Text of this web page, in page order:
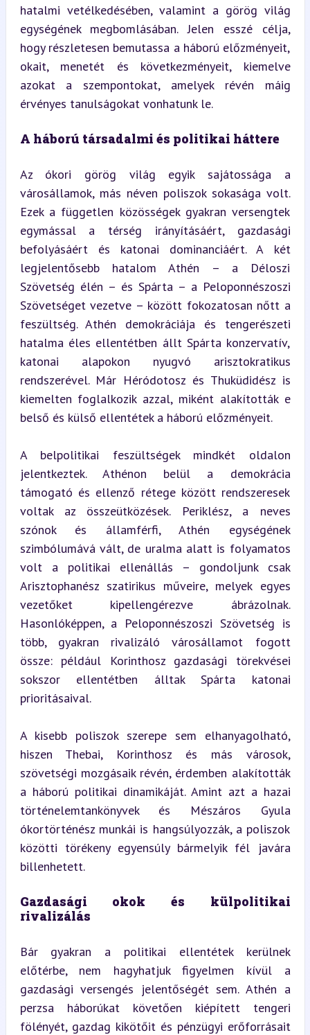
hatalmi vetélkedésében, valamint a görög világ
egységének megbomlásában. Jelen esszé célja,
hogy részletesen bemutassa a háború előzményeit,
okait, menetét és következményeit, kiemelve
azokat a szempontokat, amelyek révén máig
érvényes tanulságokat vonhatunk le.
A háború társadalmi és politikai háttere
Az ókori görög világ egyik sajátossága a
városállamok, más néven poliszok sokasága volt.
Ezek a független közösségek gyakran versengtek
egymással a térség irányításáért, gazdasági
befolyásáért és katonai dominanciáért. A két
legjelentősebb hatalom Athén – a Déloszi
Szövetség élén – és Spárta – a Peloponnészoszi
Szövetséget vezetve – között fokozatosan nőtt a
feszültség. Athén demokráciája és tengerészeti
hatalma éles ellentétben állt Spárta konzervatív,
katonai alapokon nyugvó arisztokratikus
rendszerével. Már Héródotosz és Thuküdidész is
kiemelten foglalkozik azzal, miként alakították e
belső és külső ellentétek a háború előzményeit.
A belpolitikai feszültségek mindkét oldalon
jelentkeztek. Athénon belül a demokrácia
támogató és ellenző rétege között rendszeresek
voltak az összeütközések. Periklész, a neves
szónok és államférfi, Athén egységének
szimbólumává vált, de uralma alatt is folyamatos
volt a politikai ellenállás – gondoljunk csak
Arisztophanész szatirikus műveire, melyek egyes
vezetőket kipellengérezve ábrázolnak.
Hasonlóképpen, a Peloponnészoszi Szövetség is
több, gyakran rivalizáló városállamot fogott
össze: például Korinthosz gazdasági törekvései
sokszor ellentétben álltak Spárta katonai
prioritásaival.
A kisebb poliszok szerepe sem elhanyagolható,
hiszen Thebai, Korinthosz és más városok,
szövetségi mozgásaik révén, érdemben alakították
a háború politikai dinamikáját. Amint azt a hazai
történelemtankönyvek és Mészáros Gyula
ókortörténész munkái is hangsúlyozzák, a poliszok
közötti törékeny egyensúly bármelyik fél javára
billenhetett.
Gazdasági okok és külpolitikai
rivalizálás
Bár gyakran a politikai ellentétek kerülnek
előtérbe, nem hagyhatjuk figyelmen kívül a
gazdasági versengés jelentőségét sem. Athén a
perzsa háborúkat követően kiépített tengeri
fölényét, gazdag kikötőit és pénzügyi erőforrásait